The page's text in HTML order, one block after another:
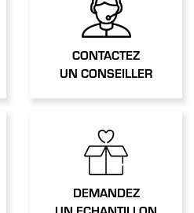
CONTACTEZ
UN CONSEILLER
DEMANDEZ